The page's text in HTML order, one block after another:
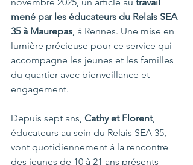
mené par les éducateurs du Relais SEA
35 à Maurepas, à Rennes. Une mise en
lumière précieuse pour ce service qui
accompagne les jeunes et les familles
du quartier avec bienveillance et
engagement.
Depuis sept ans, Cathy et Florent,
éducateurs au sein du Relais SEA 35,
vont quotidiennement à la rencontre
des jeunes de 10 à 21 ans présents